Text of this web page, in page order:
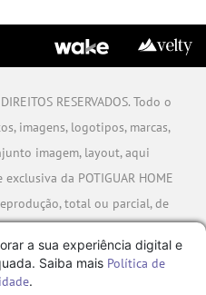
RESERVADOS. Todo o
imagens, logotipos, marcas,
imagem, layout, aqui
da POTIGUAR HOME
total ou parcial, de
mencionado implicará na
nos termos da Lei.
a sua experiência digital e
Saiba mais Política de
.